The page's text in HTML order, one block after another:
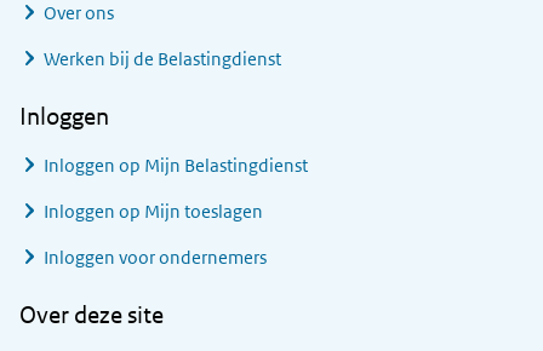
Over ons
Werken bij de Belastingdienst
Inloggen
Inloggen op Mijn Belastingdienst
Inloggen op Mijn toeslagen
Inloggen voor ondernemers
Over deze site